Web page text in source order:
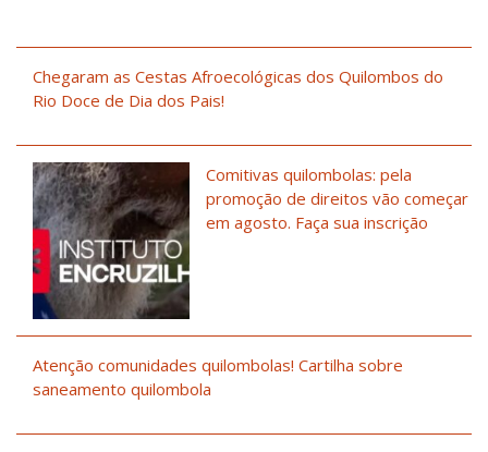
Chegaram as Cestas Afroecológicas dos Quilombos do
Rio Doce de Dia dos Pais!
Comitivas quilombolas: pela
promoção de direitos vão começar
em agosto. Faça sua inscrição
Atenção comunidades quilombolas! Cartilha sobre
saneamento quilombola